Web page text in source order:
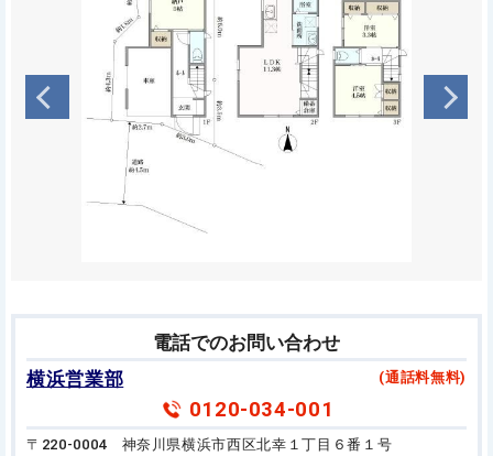
電話でのお問い合わせ
横浜営業部
(通話料無料)
0120-034-001
〒220-0004 神奈川県横浜市西区北幸１丁目６番１号